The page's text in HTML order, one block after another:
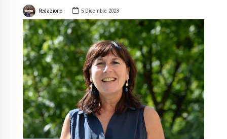
Redazione 5 Dicembre 2023